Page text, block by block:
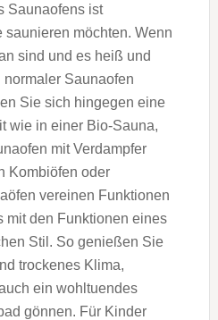
Saunaofens ist
möchten. Wenn
sind und es heiß und
Saunaofen
Sie sich hingegen eine
wie in einer Bio-Sauna,
mit Verdampfer
Kombiöfen oder
vereinen Funktionen
mit den Funktionen eines
Stil. So genießen Sie
trockenes Klima,
ein wohltuendes
gönnen. Für Kinder